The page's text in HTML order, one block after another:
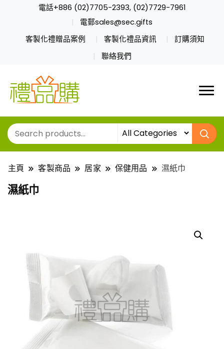
電話+886 (02)7705-2393, (02)7729-7961
電郵sales@sec.gifts
客製化禮贈品案例
客製化禮品資訊
訂購須知
聯絡我們
主頁 客製商品 居家 保健用品 濕紙巾
濕紙巾